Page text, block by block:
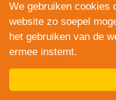
Elektronica
We gebruiken cookies
website zo soepel
het gebruiken van de
ermee instemt.